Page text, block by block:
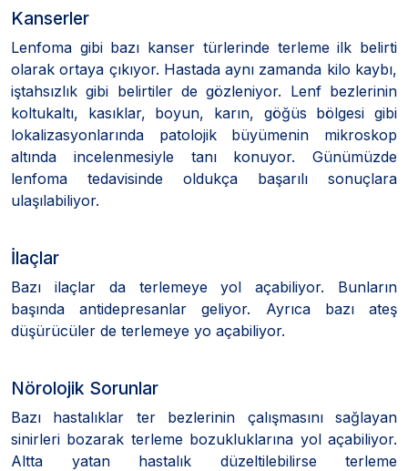
Kanserler
Lenfoma gibi bazı kanser türlerinde terleme ilk belirti
olarak ortaya çıkıyor. Hastada aynı zamanda kilo kaybı,
iştahsızlık gibi belirtiler de gözleniyor. Lenf bezlerinin
koltukaltı, kasıklar, boyun, karın, göğüs bölgesi gibi
lokalizasyonlarında patolojik büyümenin mikroskop
altında incelenmesiyle tanı konuyor. Günümüzde
lenfoma tedavisinde oldukça başarılı sonuçlara
ulaşılabiliyor.
İlaçlar
Bazı ilaçlar da terlemeye yol açabiliyor. Bunların
başında antidepresanlar geliyor. Ayrıca bazı ateş
düşürücüler de terlemeye yo açabiliyor.
Nörolojik Sorunlar
Bazı hastalıklar ter bezlerinin çalışmasını sağlayan
sinirleri bozarak terleme bozukluklarına yol açabiliyor.
Altta yatan hastalık düzeltilebilirse terleme